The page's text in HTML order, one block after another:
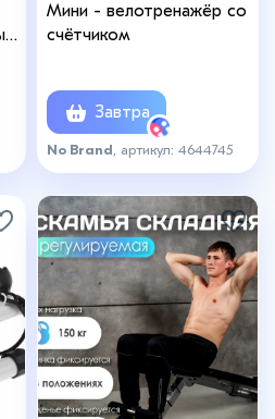
Мини - велотренажёр со
счётчиком
Завтра
No Brand , артикул: 4644745